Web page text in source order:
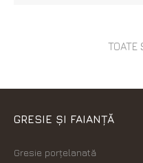
TOATE
GRESIE ȘI FAIANȚĂ
Gresie porțelanată